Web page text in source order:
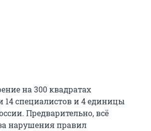
на 300 квадратах
14 специалистов и 4 единицы
Предварительно, всё
нарушения правил